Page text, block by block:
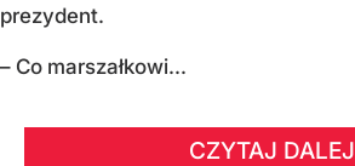
prezydent.
– Co marszałkowi...
CZYTAJ DALEJ